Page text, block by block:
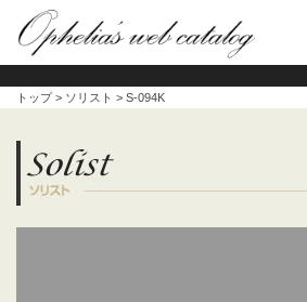
トップ> ソリスト > S-094K